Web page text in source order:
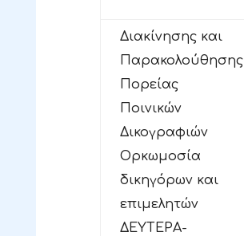
Διακίνησης και
Παρακολούθησης
Πορείας
Ποινικών
Δικογραφιών
Ορκωμοσία
δικηγόρων και
επιμελητών
ΔΕΥΤΕΡΑ-